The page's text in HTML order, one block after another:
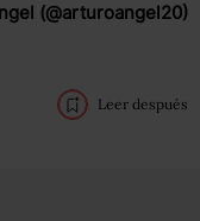
(@arturoangel20)
Leer después